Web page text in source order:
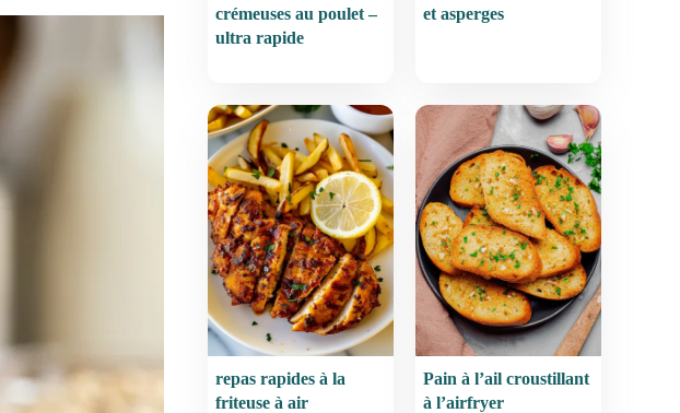
crémeuses au poulet –
ultra rapide
et asperges
repas rapides à la
friteuse à air
Pain à l’ail croustillant
à l’airfryer